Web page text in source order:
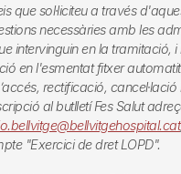
que sol·liciteu a través
necessàries amb les
intervinguin en la tramitació, i
en l'esmentat fitxer
rectificació,
al butlletíFes Salut
"Exercici de dret LOPD".